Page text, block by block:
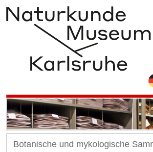
Botanische und mykologische